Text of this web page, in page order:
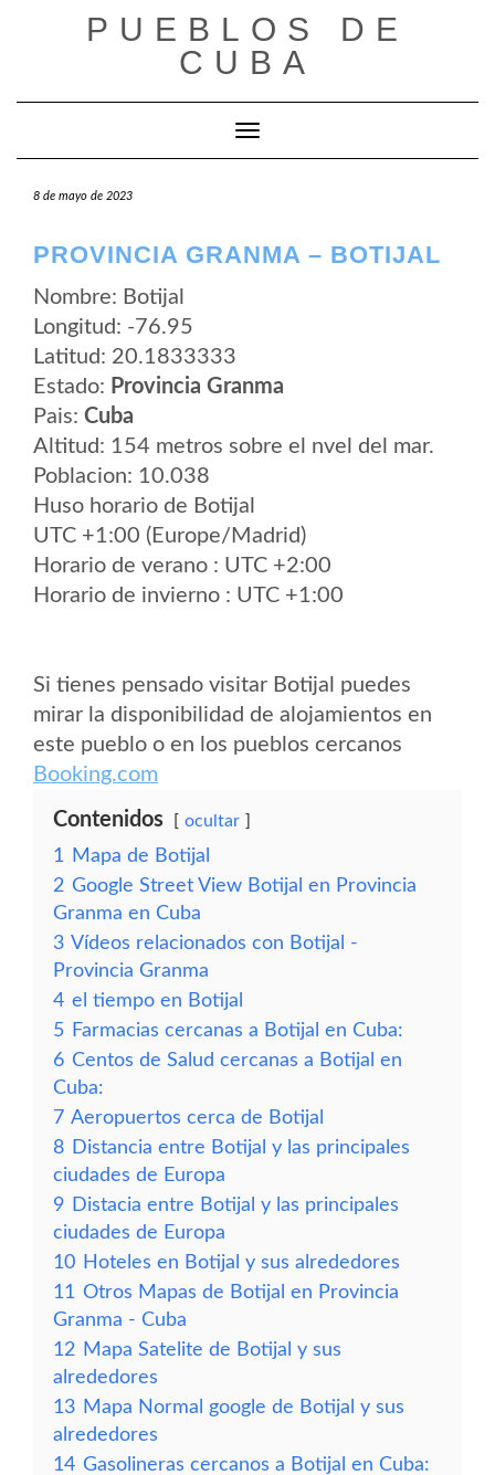
PUEBLOS DE
CUBA
Cambiar modo de navegación
8 de mayo de 2023
PROVINCIA GRANMA – BOTIJAL
Nombre: Botijal
Longitud: -76.95
Latitud: 20.1833333
Estado: Provincia Granma
Pais: Cuba
Altitud: 154 metros sobre el nvel del mar.
Poblacion: 10.038
Huso horario de Botijal
UTC +1:00 (Europe/Madrid)
Horario de verano : UTC +2:00
Horario de invierno : UTC +1:00
Si tienes pensado visitar Botijal puedes
mirar la disponibilidad de alojamientos en
este pueblo o en los pueblos cercanos
Booking.com
Contenidos ocultar
1
Mapa de Botijal
2 Google Street View Botijal en Provincia
Granma en Cuba
3 Vídeos relacionados con Botijal -
Provincia Granma
4 el tiempo en Botijal
5 Farmacias cercanas a Botijal en Cuba:
6 Centos de Salud cercanas a Botijal en
Cuba:
7 Aeropuertos cerca de Botijal
8 Distancia entre Botijal y las principales
ciudades de Europa
9 Distacia entre Botijal y las principales
ciudades de Europa
10 Hoteles en Botijal y sus alrededores
11 Otros Mapas de Botijal en Provincia
Granma - Cuba
12 Mapa Satelite de Botijal y sus
alrededores
13 Mapa Normal google de Botijal y sus
alrededores
14 Gasolineras cercanos a Botijal en Cuba: